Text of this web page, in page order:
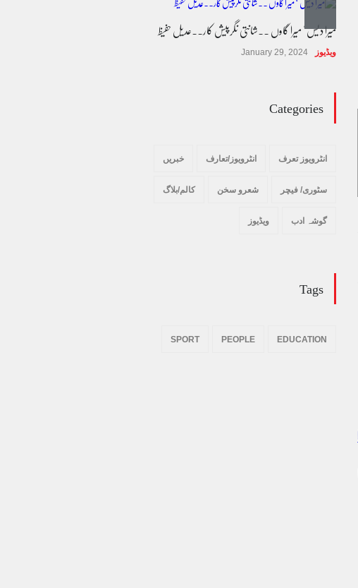
پسند کی شادیوں کا بڑھتا ہوا رجحان اور راولپنڈی
کی یوسیز میں اندارج پر پابندی ایک نیا تنازعہ
میرا دیس ' میرا گاوں ۔۔شانتی نگرپیش کار۔۔عدیل حفیظ
ویڈیوز January 29, 2024
Categories
انٹرویوز تعرف انٹرویوز/تعارف خبریں
سٹوری/ فیچر شعرو سخن کالم/بلاگ
گوشہ ادب ویڈیوز
Tags
EDUCATION
PEOPLE
SPORT